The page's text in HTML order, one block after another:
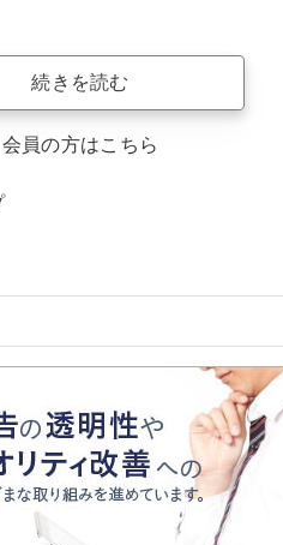
続きを読む
会員の方はこちら